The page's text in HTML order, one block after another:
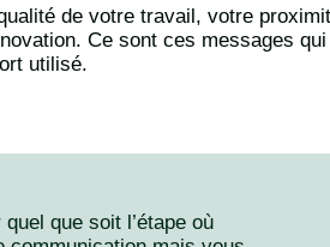
de votre travail, votre
Ce sont ces messages
utilisé.
que soit l’étape où